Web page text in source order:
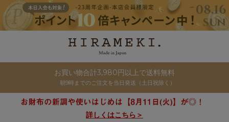
お買い物合計3,980円以上で送料無料
朝9時までのご注文を当日発送（土日祝除く）
詳しくはこちら＞